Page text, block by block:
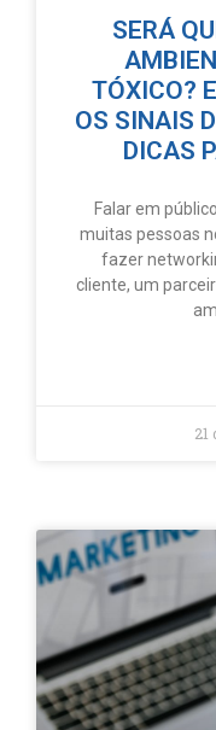
SERÁ
TÓXICO?
OS SINAIS
DICAS
Falar em
muitas pessoas
fazer
cliente, um
21